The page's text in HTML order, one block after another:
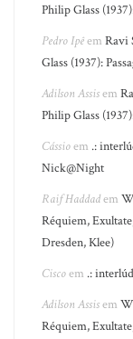
Philip Glass
Pedro IpêemRavi
Glass (1937):
Adilson Assisem
Philip Glass
Cássioem .:
Nick@Night
Raif Haddadem
Réquiem,
Dresden, Klee)
Ciscoem .:
Adilson Assisem
Réquiem,